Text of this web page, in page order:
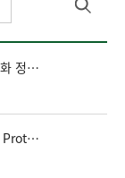
[SDG7] 에너지 소비량 감소를 위한 에너지 효율화 정책 시행
[SDG7] 온실가스 배출량 검증 보고서 (by GHG Protocol) 작성